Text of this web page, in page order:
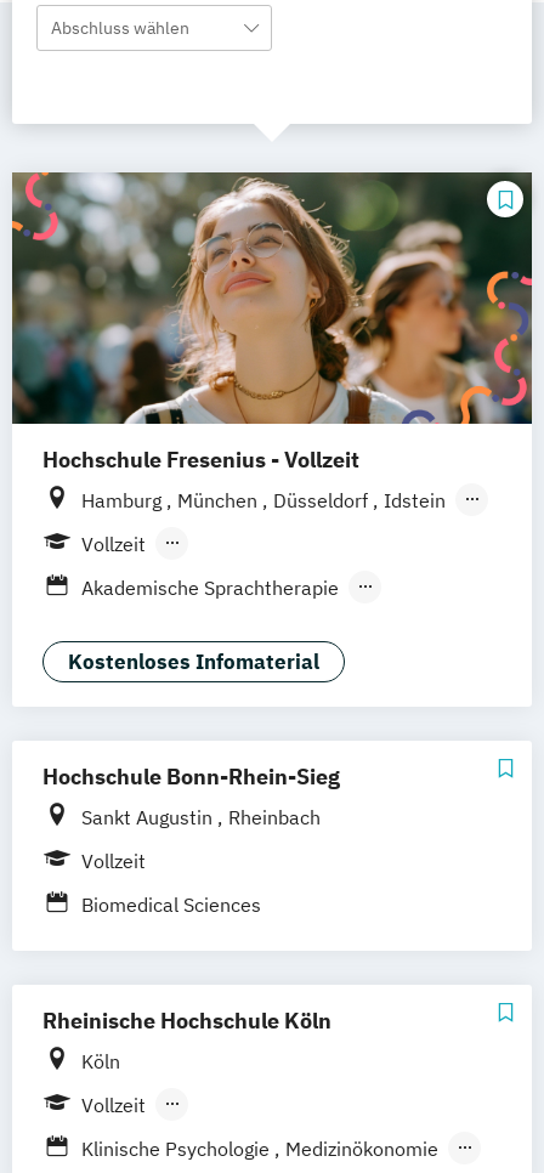
Abschluss wählen
Hochschule Fresenius - Vollzeit
Hamburg München Düsseldorf
Idstein
Berlin
Braunschweig Erfurt
Vollzeit
Berufsbegleitendes Präsenzstudium
Akademische Sprachtherapie
Biomedicine (EN) Chiropraktik
Ernährung & Fitness in der Prävention
Pharmacoeconomics (EN)
Lebensmittelsicherheit Osteopathie
Physiotherapie
Sportmanagement
Kostenloses Infomaterial
Hochschule Bonn-Rhein-Sieg
Sankt Augustin
Rheinbach
Vollzeit
Biomedical Sciences
Rheinische Hochschule Köln
Köln
Vollzeit
Berufsbegleitendes Präsenzstudium
Klinische Psychologie
Medizinökonomie